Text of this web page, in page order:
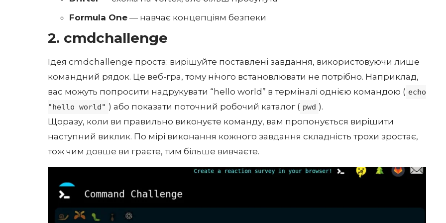
Formula One— навчає концепціям безпеки
2. cmdchallenge
Ідеяcmdchallenge проста: вирішуйте поставлені завдання, використовуючи лише
командний рядок. Це веб-гра, тому нічого встановлювати не потрібно. Наприклад,
вас можуть попросити надрукувати “hello world” в терміналі однією командою ( echo
"hello world" ) або показати поточний робочий каталог ( pwd ).
Щоразу, коли ви правильно виконуєте команду, вам пропонується вирішити
наступний виклик. По мірі виконання кожного завдання складність трохи зростає,
тож чим довше ви граєте, тим більше вивчаєте.